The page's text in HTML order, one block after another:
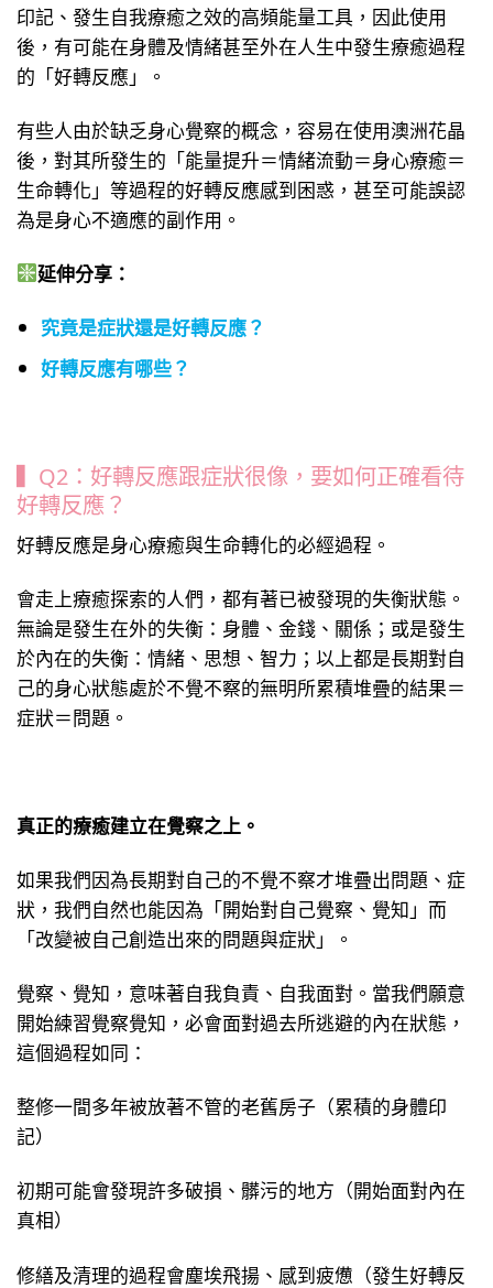
印記、發生自我療癒之效的高頻能量工具，因此使用
後，有可能在身體及情緒甚至外在人生中發生療癒過程
的「好轉反應」。
有些人由於缺乏身心覺察的概念，容易在使用澳洲花晶
後，對其所發生的「能量提升＝情緒流動＝身心療癒＝
生命轉化」等過程的好轉反應感到困惑，甚至可能誤認
為是身心不適應的副作用。
延伸分享：
究竟是症狀還是好轉反應？
好轉反應有哪些？
▍Q2：好轉反應跟症狀很像，要如何正確看待
好轉反應？
好轉反應是身心療癒與生命轉化的必經過程。
會走上療癒探索的人們，都有著已被發現的失衡狀態。
無論是發生在外的失衡：身體、金錢、關係；或是發生
於內在的失衡：情緒、思想、智力；以上都是長期對自
己的身心狀態處於不覺不察的無明所累積堆疊的結果＝
症狀＝問題。
真正的療癒建立在覺察之上。
如果我們因為長期對自己的不覺不察才堆疊出問題、症
狀，我們自然也能因為「開始對自己覺察、覺知」而
「改變被自己創造出來的問題與症狀」。
覺察、覺知，意味著自我負責、自我面對。當我們願意
開始練習覺察覺知，必會面對過去所逃避的內在狀態，
這個過程如同：
整修一間多年被放著不管的老舊房子（累積的身體印
記）
初期可能會發現許多破損、髒污的地方（開始面對內在
真相）
修繕及清理的過程會塵埃飛揚、感到疲憊（發生好轉反